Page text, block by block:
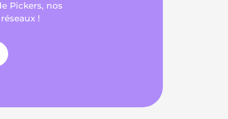
Pickers, nos
!